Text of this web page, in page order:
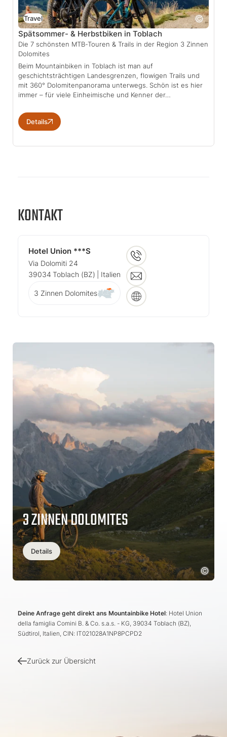
Travel
Spätsommer- & Herbstbiken in Toblach
Die 7 schönsten MTB-Touren & Trails in der Region 3 Zinnen
Dolomites
Beim Mountainbiken in Toblach ist man auf
geschichtsträchtigen Landesgrenzen, flowigen Trails und
mit 360° Dolomitenpanorama unterwegs. Schön ist es hier
immer – für viele Einheimische und Kenner der…
Details
KONTAKT
Hotel Union ***S
Via Dolomiti 24
39034 Toblach (BZ) | Italien
3 Zinnen Dolomites
3 ZINNEN DOLOMITES
Details
Deine Anfrage geht direkt ans Mountainbike Hotel: Hotel Union
della famiglia Comini B. & Co. s.a.s. - KG, 39034 Toblach (BZ),
Südtirol, Italien, CIN: IT021028A1NP8PCPD2
Zurück zur Übersicht